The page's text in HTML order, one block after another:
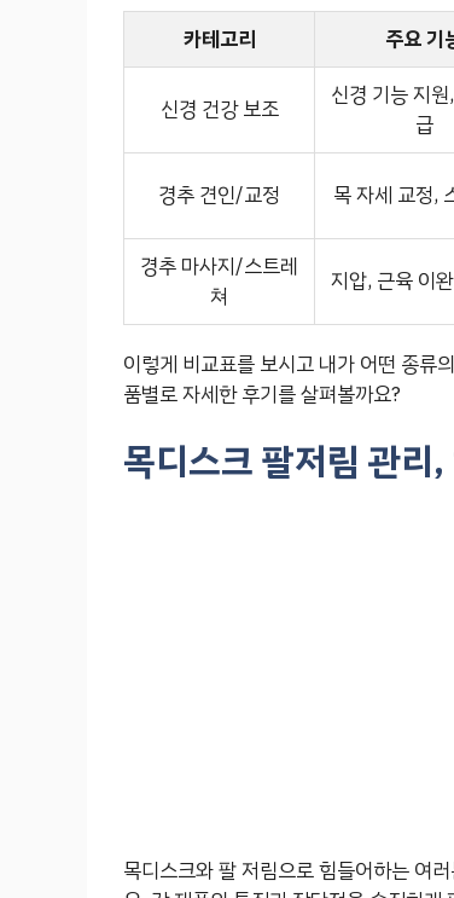
카테고리
주요 기
신경 건강 보조
신경 기능 지
급
경추 견인/교정 목 자세 교정,
경추 마사지/스트레
쳐
지압, 근육 이
이렇게 비교표를 보시고 내가 어떤 종류
품별로 자세한 후기를 살펴볼까요?
목디스크 팔저림 관
목디스크와 팔 저림으로 힘들어하는 여